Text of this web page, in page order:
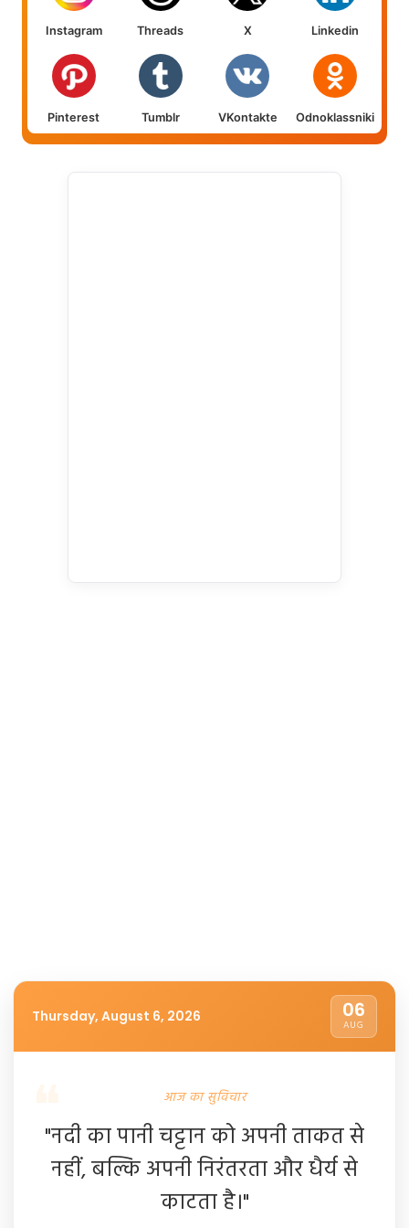
Instagram Threads X Linkedin
Pinterest Tumblr VKontakte Odnoklassniki
Thursday, August 6, 2026 06
AUG
आज का सुविचार
"नदी का पानी चट्टान को अपनी ताकत से
नहीं, बल्कि अपनी निरंतरता और धैर्य से
काटता है।"